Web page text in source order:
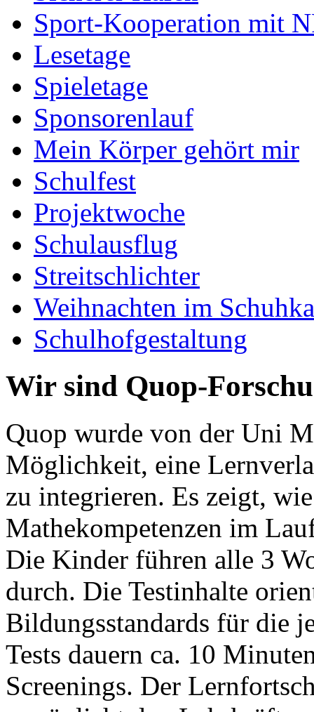
Sport-Kooperation mit
Lesetage
Spieletage
Sponsorenlauf
Mein Körper gehört mir
Schulfest
Projektwoche
Schulausflug
Streitschlichter
Weihnachten im
Schulhofgestaltung
Wir sind Quop-
Quop wurde von der Uni
Möglichkeit, eine
zu integrieren. Es zeigt,
Mathekompetenzen im
Die Kinder führen alle 3
durch. Die Testinhalte
Bildungsstandards für die
Tests dauern ca. 10
Screenings. Der